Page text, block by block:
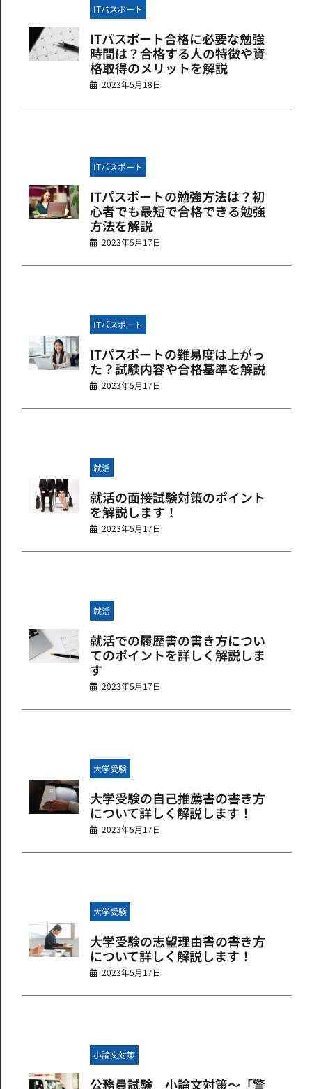
ITパスポート
ITパスポート合格に必要な勉強
時間は？合格する人の特徴や資
格取得のメリットを解説
2023年5月18日
ITパスポート
ITパスポートの勉強方法は？初
心者でも最短で合格できる勉強
方法を解説
2023年5月17日
ITパスポート
ITパスポートの難易度は上がっ
た？試験内容や合格基準を解説
2023年5月17日
就活
就活の面接試験対策のポイント
を解説します！
2023年5月17日
就活
就活での履歴書の書き方につい
てのポイントを詳しく解説しま
す
2023年5月17日
大学受験
大学受験の自己推薦書の書き方
について詳しく解説します！
2023年5月17日
大学受験
大学受験の志望理由書の書き方
について詳しく解説します！
2023年5月17日
小論文対策
公務員試験 小論文対策～「警